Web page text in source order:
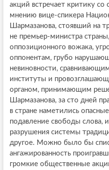
акций встречает критику
мнению вице-спикера
Шармазанова, стоявший на
не премьер-министра
оппозиционного вожака,
оппонентам, грубо
невиновности,
институты и
органом, принимающим
Шармазанова, за сто дней
в стране наметились
подавление свободы слова,
разрушения системы
другое. Можно было бы
ангажированность
громкие общественные